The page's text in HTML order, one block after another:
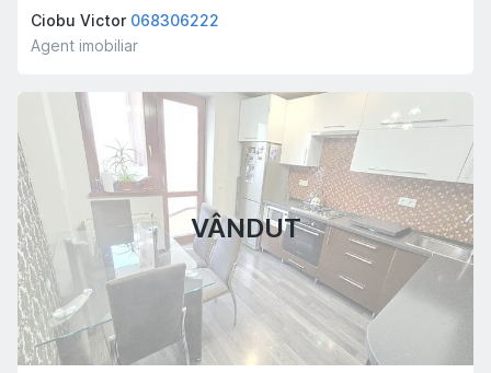
Ciobu Victor 068306222
Agent imobiliar
VÂNDUT